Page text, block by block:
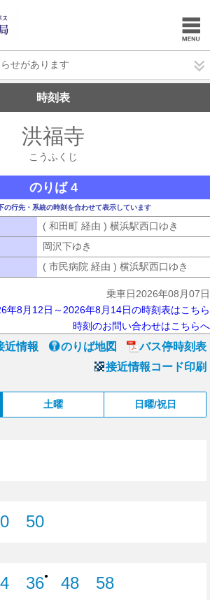
せがあります
時刻表
洪福寺
こうふくじ
のりば 4
の行先・系統の時刻を合わせて表示しています
( 和田町 経由 ) 横浜駅西口ゆき
岡沢下ゆき
( 市民病院 経由 ) 横浜駅西口ゆき
乗車日2026年08月07日
年8月12日～2026年8月14日の時刻表はこちら
時刻のお問い合わせはこちらへ
近情報 のりば地図
バス停時刻表
接近情報コード印刷
土曜 日曜/祝日
50
36●
48
58